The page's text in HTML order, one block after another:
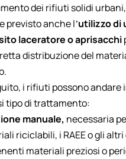
dei rifiuti solidi
previsto anche l’utilizzo di
laceratore o aprisacchi
distribuzione del
i rifiuti possono andare
tipo di trattamento:
manuale, necessaria
riciclabili, i RAEE o gli
materiali preziosi o